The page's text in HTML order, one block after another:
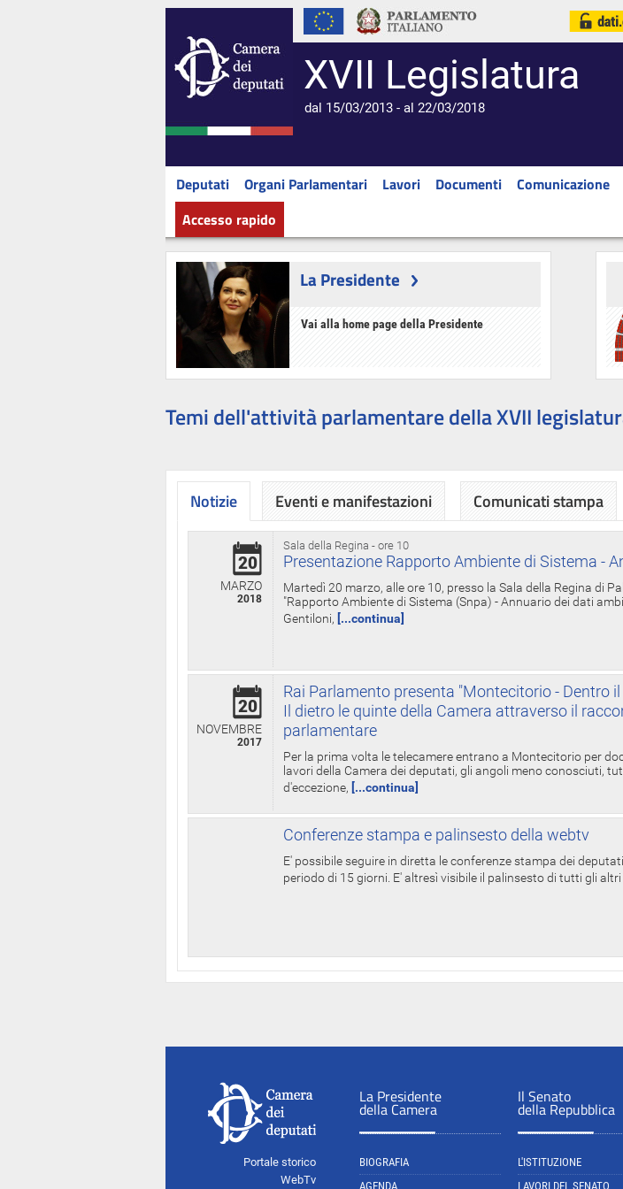
XVII Legislatura
dal 15/03/2013 - al 22/03/2018
Deputati Organi Parlamentari Lavori Documenti Comunicazione
Accesso rapido
La Presidente
Vai alla home page della Presidente
Temi dell'attività parlamentare della XVII
Notizie
Sala della Regina - ore 10
20
MARZO
2018
Presentazione Rapporto Ambiente di Sistema -
Martedì 20 marzo, alle ore 10, presso la Sala della Regina di
"Rapporto Ambiente di Sistema (Snpa) - Annuario dei dati
Gentiloni, [...continua]
20
NOVEMBRE
2017
Rai Parlamento presenta "Montecitorio - Dentro
Il dietro le quinte della Camera attraverso il
parlamentare
Per la prima volta le telecamere entrano a Montecitorio per
lavori della Camera dei deputati, gli angoli meno conosciuti,
d'eccezione, [...continua]
Conferenze stampa e palinsesto della webtv
E' possibile seguire in diretta le conferenze stampa dei
periodo di 15 giorni. E' altresì visibile il palinsesto di tutti gli
Eventi e manifestazioni Comunicati stampa
Portale storico
WebTv
La Presidente
della Camera
BIOGRAFIA
AGENDA
Il Senato
della Repubblica
L'ISTITUZIONE
LAVORI DEL SENATO